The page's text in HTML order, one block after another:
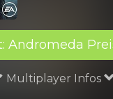
Andromeda
Multiplayer Infos